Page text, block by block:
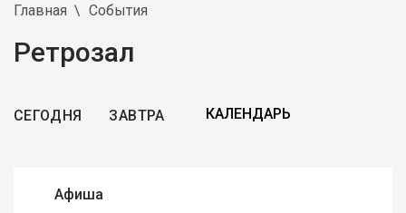
Главная События
Ретрозал
СЕГОДНЯ ЗАВТРА
Афиша